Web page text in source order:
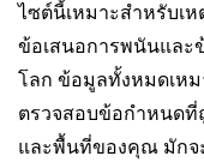
ไซต์นี้เหมาะสำหรับเ
ข้อเสนอการพนันและ
โลก ข้อมูลทั้งหมดเหม
ตรวจสอบข้อกำหนด
และพื้นที่ของคุณ มักจ